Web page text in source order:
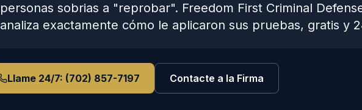
personas sobrias a "reprobar". Freedom First Criminal
analiza exactamente cómo le aplicaron sus pruebas, gratis y
Llame 24/7: (702) 857-7197 Contacte a la Firma